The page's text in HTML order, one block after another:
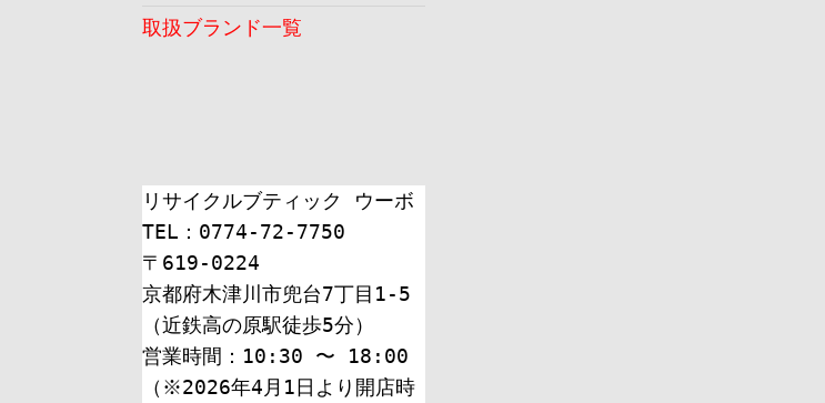
取扱ブランド一覧
リサイクルブティック ウーボ
TEL：0774-72-7750
〒619-0224
京都府木津川市兜台7丁目1-5
（近鉄高の原駅徒歩5分）
営業時間：10:30 〜 18:00
（※2026年4月1日より開店時